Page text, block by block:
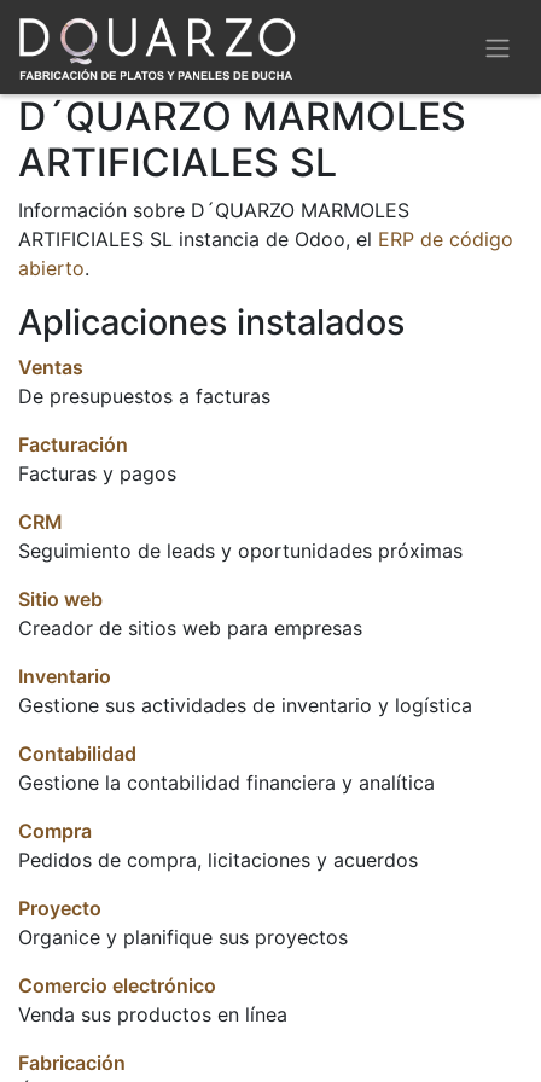
D´QUARZO MARMOLES
ARTIFICIALES SL
Información sobre D´QUARZO MARMOLES
ARTIFICIALES SL instancia de Odoo, el ERP de código
abierto.
Aplicaciones instalados
Ventas
De presupuestos a facturas
Facturación
Facturas y pagos
CRM
Seguimiento de leads y oportunidades próximas
Sitio web
Creador de sitios web para empresas
Inventario
Gestione sus actividades de inventario y logística
Contabilidad
Gestione la contabilidad financiera y analítica
Compra
Pedidos de compra, licitaciones y acuerdos
Proyecto
Organice y planifique sus proyectos
Comercio electrónico
Venda sus productos en línea
Fabricación